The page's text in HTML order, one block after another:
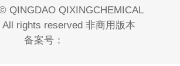
QINGDAO QIXINGCHEMICAL
All rights reserved 非商用版本
备案号：